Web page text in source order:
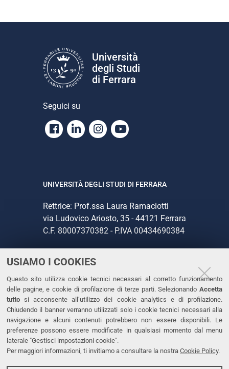
USIAMO I COOKIES
Questo sito utilizza cookie tecnici necessari al corretto funzionamento
delle pagine, e cookie di profilazione di terze parti. Selezionando Accetta
tutto si acconsente all’utilizzo dei cookie analytics e di profilazione.
Chiudendo il banner verranno utilizzati solo i cookie tecnici necessari alla
navigazione e alcuni contenuti potrebbero non essere disponibili. Le
preferenze possono essere modificate in qualsiasi momento dal menu
laterale "Gestisci impostazioni cookie".
Per maggiori informazioni, ti invitiamo a consultare la nostra Cookie Policy.
Università
degli Studi
di Ferrara
Seguici su
Facebook
LinkedinInstagram
Youtube
UNIVERSITÀ DEGLI STUDI DI FERRARA
Rettrice: Prof.ssa Laura Ramaciotti
via Ludovico Ariosto, 35 - 44121 Ferrara
C.F. 80007370382 - P.IVA 00434690384
CONTATTI
Tel. +39 0532 293111
Fax. +39 0532 293031
PEC
LINKS